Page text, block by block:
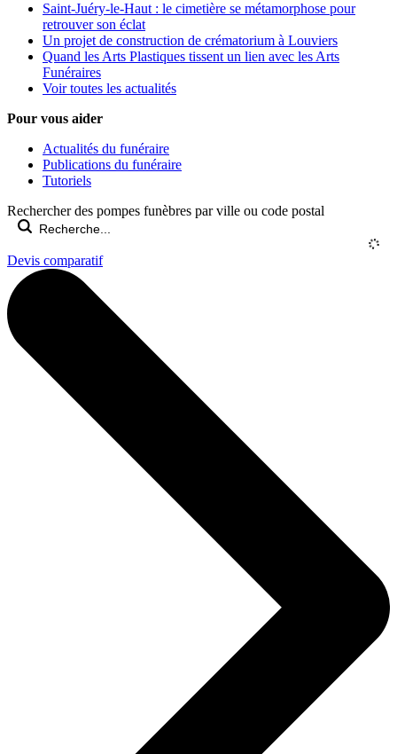
Saint-Juéry-le-Haut : le cimetière se métamorphose pour
retrouver son éclat
Un projet de construction de crématorium à Louviers
Quand les Arts Plastiques tissent un lien avec les Arts
Funéraires
Voir toutes les actualités
Pour vous aider
Actualités du funéraire
Publications du funéraire
Tutoriels
Rechercher des pompes funèbres par ville ou code postal
Devis comparatif